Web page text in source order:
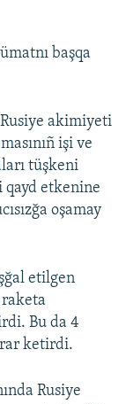
başqa
akimiyeti
işi ve
tüşkeni
qayd etkenine
oşamay
etilgen
raketa
Bu da 4
ketirdi.
Rusiye